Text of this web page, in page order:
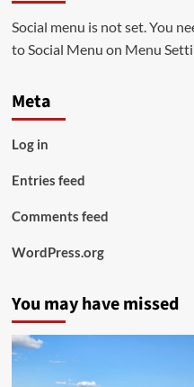
Social menu is not set. You
to Social Menu on Menu
Meta
Log in
Entries feed
Comments feed
WordPress.org
You may have missed